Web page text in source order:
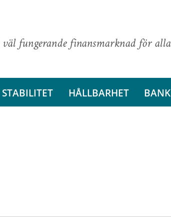
väl fungerande finansmarknad för alla
STABILITET HÅLLBARHET BANK